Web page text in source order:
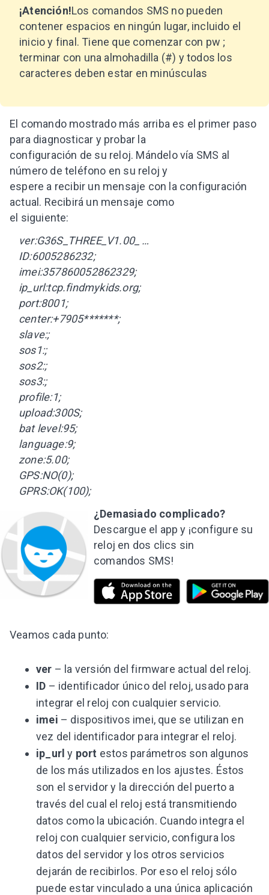
¡Atención!Los comandos SMS no pueden
contener espacios en ningún lugar, incluido el
inicio y final. Tiene que comenzar con pw ;
terminar con una almohadilla (#) y todos los
caracteres deben estar en minúsculas
El comando mostrado más arriba es el primer paso
para diagnosticar y probar la
configuración de su reloj. Mándelo vía SMS al
número de teléfono en su reloj y
espere a recibir un mensaje con la configuración
actual. Recibirá un mensaje como
el siguiente:
ver:G36S_THREE_V1.00_ …
ID:6005286232;
imei:357860052862329;
ip_url:tcp.findmykids.org;
port:8001;
center:+7905*******;
slave:;
sos1:;
sos2:;
sos3:;
profile:1;
upload:300S;
bat level:95;
language:9;
zone:5.00;
GPS:NO(0);
GPRS:OK(100);
¿Demasiado complicado?
Descargue el app y ¡configure su
reloj en dos clics sin
comandos SMS!
Veamos cada punto:
ver – la versión del firmware actual del reloj.
ID – identificador único del reloj, usado para
integrar el reloj con cualquier servicio.
imei – dispositivos imei, que se utilizan en
vez del identificador para integrar el reloj.
ip_url y port estos parámetros son algunos
de los más utilizados en los ajustes. Éstos
son el servidor y la dirección del puerto a
través del cual el reloj está transmitiendo
datos como la ubicación. Cuando integra el
reloj con cualquier servicio, configura los
datos del servidor y los otros servicios
dejarán de recibirlos. Por eso el reloj sólo
puede estar vinculado a una única aplicación